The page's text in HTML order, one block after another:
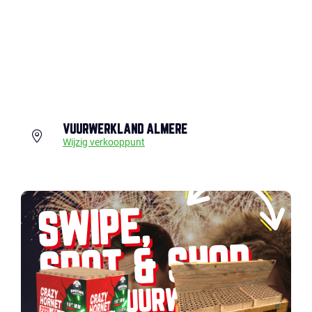
VUURWERKLAND ALMERE
Wijzig verkooppunt
SWIPE,
SPOT & SHOP
JOUW VUURWERK